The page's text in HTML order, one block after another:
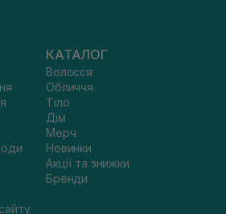
КАТАЛОГ
Волосся
Обличчя
Тіло
Дім
Мерч
Новинки
Акції та знижки
Бренди